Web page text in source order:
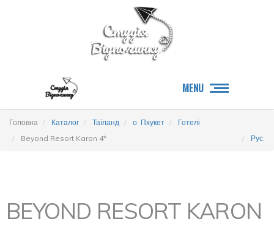
MENU
Головна Каталог Таїланд о. Пхукет
Готелі
Beyond Resort Karon 4*
Рус.
BEYOND RESORT KARON